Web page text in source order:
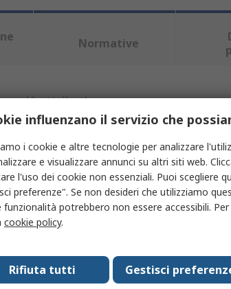
Normative
o più attributi.
CK
2
320mm
influenzano il servizio che
i cookie e altre tecnologie per analizzare
e visualizzare annunci su altri siti web.
l'uso dei cookie non essenziali. Puoi scegliere
preferenze". Se non desideri che utilizziamo
funzionalità potrebbero non essere accessibili.
cookie policy.
Gestisci
Rifiuta tutti